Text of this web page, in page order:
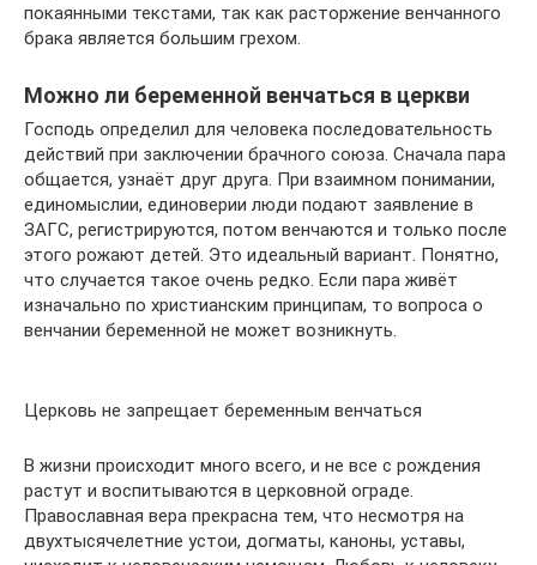
покаянными текстами, так как расторжение венчанного
брака является большим грехом.
Можно ли беременной венчаться в церкви
Господь определил для человека последовательность
действий при заключении брачного союза. Сначала пара
общается, узнаёт друг друга. При взаимном понимании,
единомыслии, единоверии люди подают заявление в
ЗАГС, регистрируются, потом венчаются и только после
этого рожают детей. Это идеальный вариант. Понятно,
что случается такое очень редко. Если пара живёт
изначально по христианским принципам, то вопроса о
венчании беременной не может возникнуть.
Церковь не запрещает беременным венчаться
В жизни происходит много всего, и не все с рождения
растут и воспитываются в церковной ограде.
Православная вера прекрасна тем, что несмотря на
двухтысячелетние устои, догматы, каноны, уставы,